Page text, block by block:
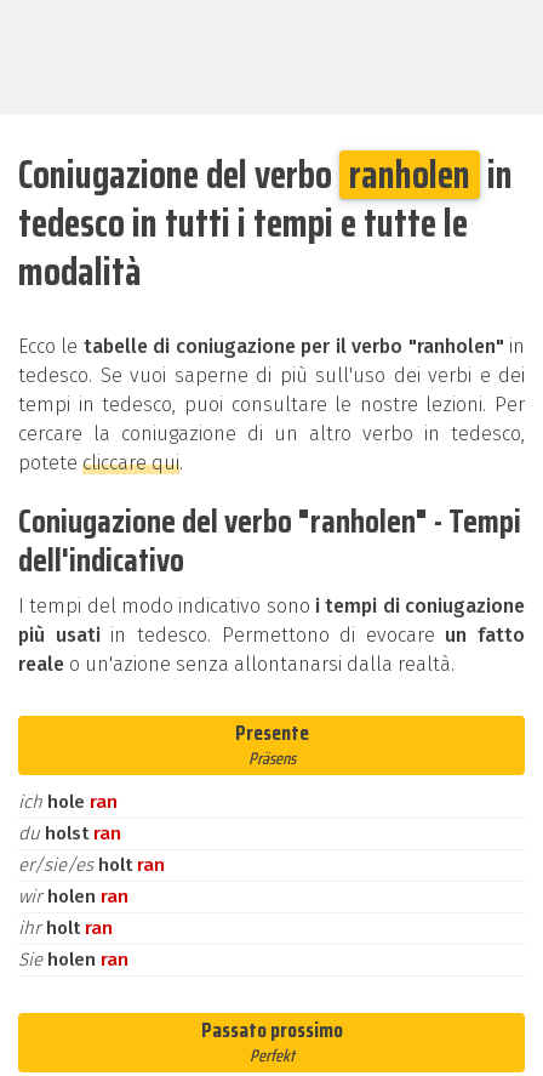
Coniugazione del verbo ranholen in
tedesco in tutti i tempi e tutte le
modalità
Ecco le tabelle di coniugazione per il verbo "ranholen" in
tedesco. Se vuoi saperne di più sull'uso dei verbi e dei
tempi in tedesco, puoi consultare le nostre lezioni. Per
cercare la coniugazione di un altro verbo in tedesco,
potete cliccare qui.
Coniugazione del verbo "ranholen" - Tempi
dell'indicativo
I tempi del modo indicativo sono i tempi di coniugazione
più usati in tedesco. Permettono di evocare un fatto
reale o un'azione senza allontanarsi dalla realtà.
Presente
Präsens
ich hole ran
du holst ran
er/sie/es holt ran
wirholen ran
ihrholt ran
Sie holen ran
Passato prossimo
Perfekt